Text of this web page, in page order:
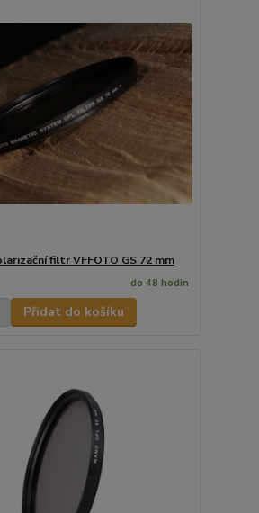
filtr VFFOTO GS 72 mm
do 48 hodin
Přidat do košíku